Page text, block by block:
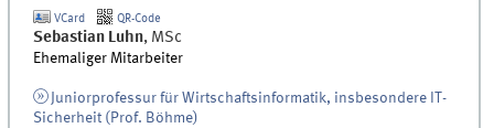
VCard QR-Code
Sebastian Luhn, MSc
Ehemaliger Mitarbeiter
Juniorprofessur für Wirtschaftsinformatik, insbesondere IT-
Sicherheit (Prof. Böhme)